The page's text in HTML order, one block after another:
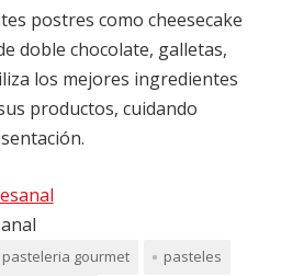
postres como cheesecake
doble chocolate, galletas,
los mejores ingredientes
productos, cuidando
pasteleria gourmet
pasteles